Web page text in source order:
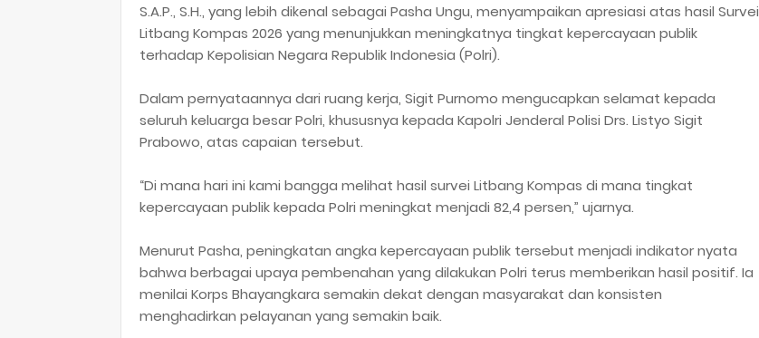
S.A.P., S.H., yang lebih dikenal sebagai Pasha Ungu, menyampaikan apresiasi atas hasil Survei
Litbang Kompas 2026 yang menunjukkan meningkatnya tingkat kepercayaan publik
terhadap Kepolisian Negara Republik Indonesia (Polri).
Dalam pernyataannya dari ruang kerja, Sigit Purnomo mengucapkan selamat kepada
seluruh keluarga besar Polri, khususnya kepada Kapolri Jenderal Polisi Drs. Listyo Sigit
Prabowo, atas capaian tersebut.
“Di mana hari ini kami bangga melihat hasil survei Litbang Kompas di mana tingkat
kepercayaan publik kepada Polri meningkat menjadi 82,4 persen,” ujarnya.
Menurut Pasha, peningkatan angka kepercayaan publik tersebut menjadi indikator nyata
bahwa berbagai upaya pembenahan yang dilakukan Polri terus memberikan hasil positif. Ia
menilai Korps Bhayangkara semakin dekat dengan masyarakat dan konsisten
menghadirkan pelayanan yang semakin baik.